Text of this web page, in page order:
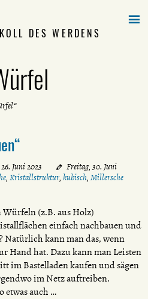
DES WERDENS
Juni 2023
Freitag, 30. Juni
, Kristallstruktur, kubisch, Millersche
Würfeln (z.B. aus Holz)
einfach nachbauen und
Natürlich kann man das, wenn
Hand hat. Dazu kann man Leisten
im Bastelladen kaufen und sägen
im Netz auftreiben.
etwas auch …
